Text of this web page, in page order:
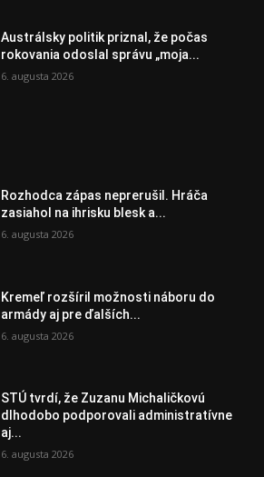
Austrálsky politik priznal, že počas
rokovania odoslal správu „moja...
6. augusta 2026
Rozhodca zápas neprerušil. Hráča
zasiahol na ihrisku blesk a...
6. augusta 2026
Kremeľ rozšíril možnosti náboru do
armády aj pre ďalších...
6. augusta 2026
STÚ tvrdí, že Zuzanu Michaličkovú
dlhodobo podporovali administratívne
aj...
6. augusta 2026